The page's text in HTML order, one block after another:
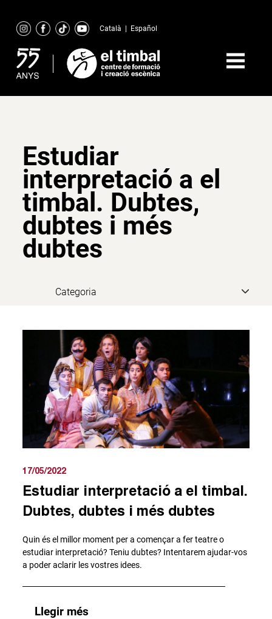
content
Català Español
Estudiar
interpretació a el
timbal. Dubtes,
dubtes i més
dubtes
17/05/2022
Estudiar interpretació a el timbal.
Dubtes, dubtes i més dubtes
Quin és el millor moment per a començar a fer teatre o
estudiar interpretació? Teniu dubtes? Intentarem ajudar-vos
a poder aclarir les vostres idees.
Llegir més